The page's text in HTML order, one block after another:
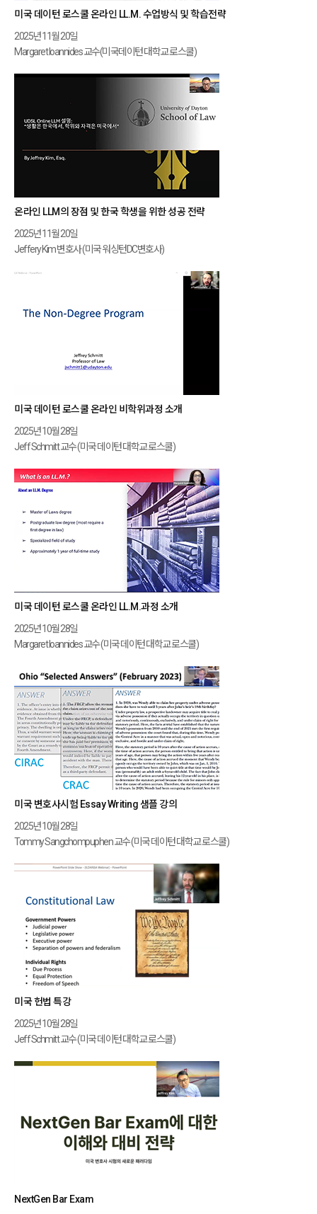
미국 데이턴 로스쿨 온라인 LL.M. 수업방식 및 학습전략
2025년 11월 20일
Margaret Ioannides 교수(미국데이턴 대학교 로스쿨)
온라인 LLM의 장점 및 한국 학생을 위한 성공 전략
2025년 11월 20일
Jeffery Kim 변호사 (미국 워싱턴DC변호사)
미국 데이턴 로스쿨 온라인 비학위과정 소개
2025년 10월 28일
Jeff Schmitt 교수 (미국 데이턴 대학교 로스쿨)
미국 데이턴 로스쿨 온라인 LL.M.과정 소개
2025년 10월 28일
Margaret loannides 교수 (미국 데이턴 대학교 로스쿨)
미국 변호사시험 Essay Writing 샘플 강의
2025년 10월 28일
Tommy Sangchompuphen 교수 (미국 데이턴 대학교 로스쿨)
미국 헌법 특강
2025년 10월 28일
Jeff Schmitt 교수 (미국 데이턴 대학교 로스쿨)
NextGen Bar Exam